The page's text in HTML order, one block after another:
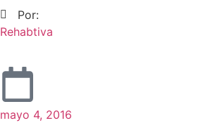
Por:
Rehabtiva
mayo 4, 2016